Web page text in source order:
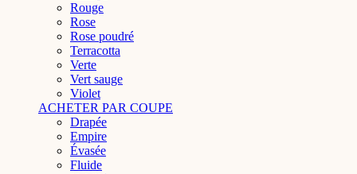
Rouge
Rose
Rose poudré
Terracotta
Verte
Vert sauge
Violet
ACHETER PAR COUPE
Drapée
Empire
Évasée
Fluide